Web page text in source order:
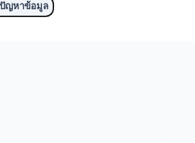
ญหาข้อมูล